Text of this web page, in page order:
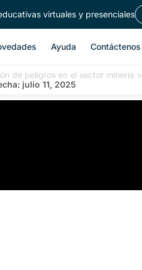
virtuales y presenciales
Ayuda Contáctenos
de peligros en el sector minería >
julio 11, 2025